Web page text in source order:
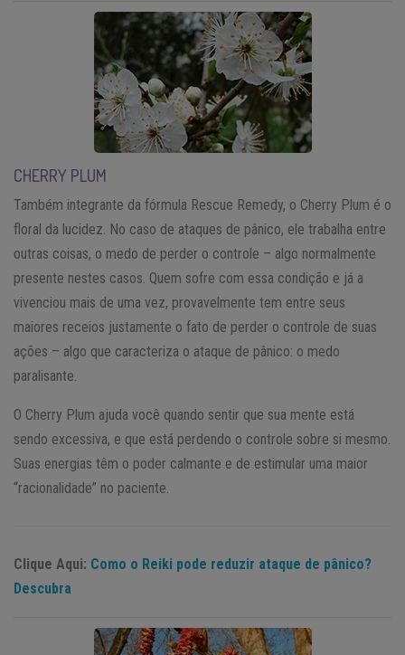
CHERRY PLUM
Também integrante da fórmula Rescue Remedy, o Cherry Plum é o
floral da lucidez. No caso de ataques de pânico, ele trabalha entre
outras coisas, o medo de perder o controle – algo normalmente
presente nestes casos. Quem sofre com essa condição e já a
vivenciou mais de uma vez, provavelmente tem entre seus
maiores receios justamente o fato de perder o controle de suas
ações – algo que caracteriza o ataque de pânico: o medo
paralisante.
O Cherry Plum ajuda você quando sentir que sua mente está
sendo excessiva, e que está perdendo o controle sobre si mesmo.
Suas energias têm o poder calmante e de estimular uma maior
“racionalidade” no paciente.
Clique Aqui: Como o Reiki pode reduzir ataque de pânico?
Descubra